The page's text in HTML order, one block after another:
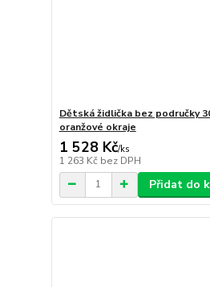
Dětská židlička bez područky
oranžové okraje
1 528 Kč/ks
1 263 Kč bez DPH
Přidat do